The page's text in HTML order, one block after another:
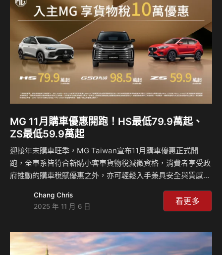
車兼具安全與價值的最佳首選。 MG全車系大展超規滿配產品
實力 滿足市場多元用車需求 MG旗下多款車型持續以「超規滿
配」的產品…
MG 11月購車優惠開跑！HS最低79.9萬起、
ZS最低59.9萬起
迎接年末購車旺季，MG Taiwan宣布11月購車優惠正式開
跑，全車系皆符合新購小客車貨物稅減徵資格，消費者享受政
府推動的購車稅賦優惠之外，亦可輕鬆入手兼具安全與質感的
指定車款，除了提供多項靈活的購車貸款方案可供選擇，更可
享有tokuyo多會鬆踝旋美腿機或Panasonic溫感氣動足腿按
摩靴二選一，讓車主在享受駕馭樂趣的同時，也能擁有極致放
鬆的居家時光。MG以「超規滿配」的產品實力與靈活購車方
案，持續提供消費者兼具安全、舒適與價值的理想選擇。 購
Chang Chris
2025 年 11 月 6 日
看更多